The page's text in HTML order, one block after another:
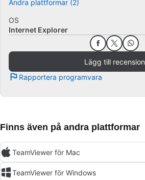
Andra plattformar (2)
OS
Internet Explorer
Lägg till recension
Rapportera programvara
Finns även på andra plattformar
TeamViewer för Mac
TeamViewer för Windows